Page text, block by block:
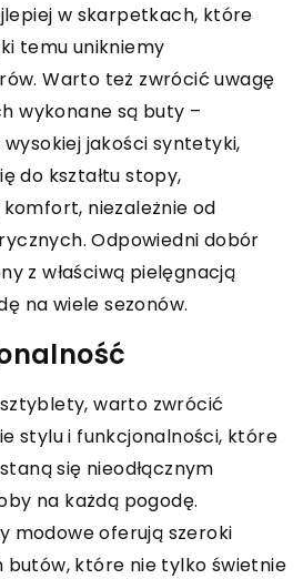
w skarpetkach, które
temu unikniemy
Warto też zwrócić uwagę
wykonane są buty –
jakości syntetyki,
do kształtu stopy,
niezależnie od
Odpowiedni dobór
z właściwą pielęgnacją
na wiele sezonów.
warto zwrócić
stylu i funkcjonalności, które
się nieodłącznym
na każdą pogodę.
modowe oferują szeroki
które nie tylko świetnie